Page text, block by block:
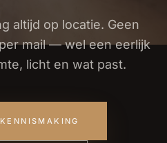
altijd op locatie. Geen
mail — wel een eerlijk
licht en wat past.